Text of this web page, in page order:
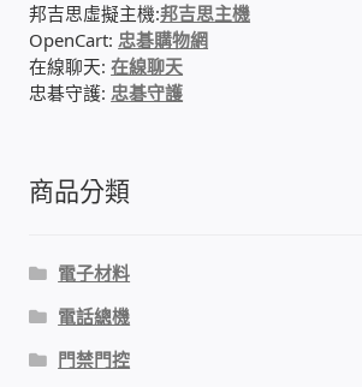
邦吉思虛擬主機:邦吉思主機
OpenCart:忠碁購物網
在線聊天:在線聊天
忠碁守護:忠碁守護
商品分類
電子材料
電話總機
門禁門控